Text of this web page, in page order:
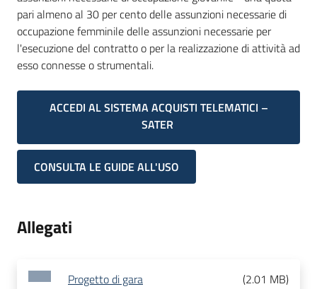
pari almeno al 30 per cento delle assunzioni necessarie di
occupazione femminile delle assunzioni necessarie per
l'esecuzione del contratto o per la realizzazione di attività ad
esso connesse o strumentali.
ACCEDI AL SISTEMA ACQUISTI TELEMATICI –
SATER
CONSULTA LE GUIDE ALL'USO
Allegati
Progetto di gara (2.01 MB)